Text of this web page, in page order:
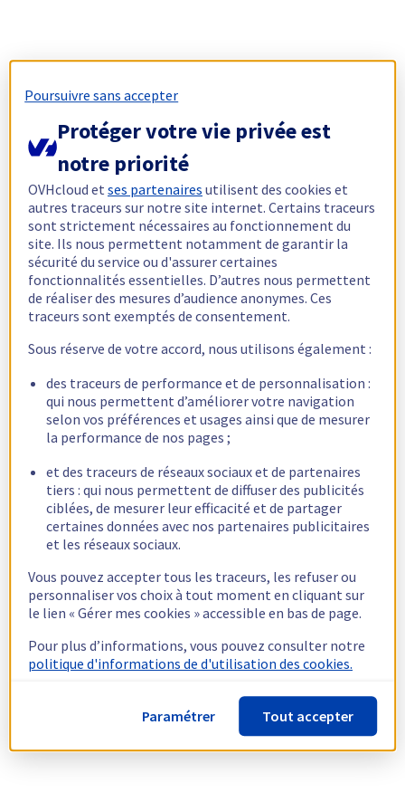
Poursuivre sans accepter
Protéger votre vie privée est
notre priorité
OVHcloud etses partenaires utilisent des cookies et
autres traceurs sur notre site internet. Certains traceurs
sont strictement nécessaires au fonctionnement du
site. Ils nous permettent notamment de garantir la
sécurité du service ou d'assurer certaines
fonctionnalités essentielles. D’autres nous permettent
de réaliser des mesures d’audience anonymes. Ces
traceurs sont exemptés de consentement.
Sous réserve de votre accord, nous utilisons également :
des traceurs de performance et de personnalisation :
qui nous permettent d’améliorer votre navigation
selon vos préférences et usages ainsi que de mesurer
la performance de nos pages ;
et des traceurs de réseaux sociaux et de partenaires
tiers : qui nous permettent de diffuser des publicités
ciblées, de mesurer leur efficacité et de partager
certaines données avec nos partenaires publicitaires
et les réseaux sociaux.
Vous pouvez accepter tous les traceurs, les refuser ou
personnaliser vos choix à tout moment en cliquant sur
le lien « Gérer mes cookies » accessible en bas de page.
Pour plus d’informations, vous pouvez consulter notre
politique d'informations de d'utilisation des cookies.
Paramétrer Tout accepter